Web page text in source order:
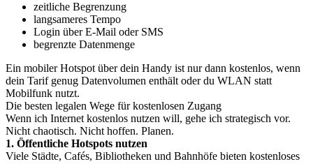
zeitliche Begrenzung
langsameres Tempo
Login über E-Mail oder SMS
begrenzte Datenmenge
Ein mobiler Hotspot über dein Handy ist nur dann kostenlos, wenn
dein Tarif genug Datenvolumen enthält oder du WLAN statt
Mobilfunk nutzt.
Die besten legalen Wege für kostenlosen Zugang
Wenn ich Internet kostenlos nutzen will, gehe ich strategisch vor.
Nicht chaotisch. Nicht hoffen. Planen.
1. Öffentliche Hotspots nutzen
Viele Städte, Cafés, Bibliotheken und Bahnhöfe bieten kostenloses